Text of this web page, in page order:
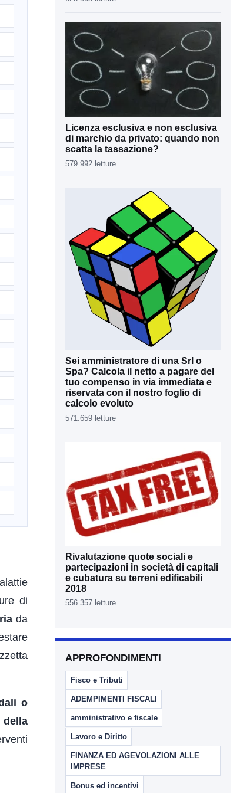
di
da
o
della
Licenza esclusiva e non esclusiva
di marchio da privato: quando non
scatta la tassazione?
579.992 letture
Sei amministratore di una Srl o
Spa? Calcola il netto a pagare del
tuo compenso in via immediata e
riservata con il nostro foglio di
calcolo evoluto
571.659 letture
Rivalutazione quote sociali e
partecipazioni in società di capitali
e cubatura su terreni edificabili
2018
556.357 letture
APPROFONDIMENTI
Fisco e Tributi
ADEMPIMENTI FISCALI
amministrativo e fiscale
Lavoro e Diritto
FINANZA ED AGEVOLAZIONI ALLE
IMPRESE
Bonus ed incentivi